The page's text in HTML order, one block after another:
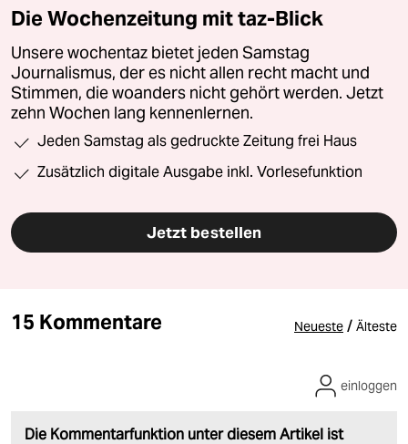
Die Wochenzeitung mit taz-Blick
Unsere wochentaz bietet jeden Samstag
Journalismus, der es nicht allen recht macht und
Stimmen, die woanders nicht gehört werden. Jetzt
zehn Wochen lang kennenlernen.
Jeden Samstag als gedruckte Zeitung frei Haus
Zusätzlich digitale Ausgabe inkl. Vorlesefunktion
Jetzt bestellen
15 Kommentare Neueste / Älteste
Die Kommentarfunktion unter diesem Artikel ist
einloggen